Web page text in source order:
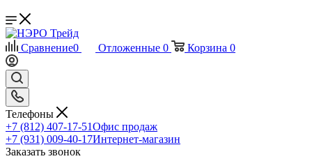
Сравнение0 Отложенные 0 Корзина 0
Телефоны
+7 (812) 407-17-51Офис продаж
+7 (931) 009-40-17Интернет-магазин
Заказать звонок